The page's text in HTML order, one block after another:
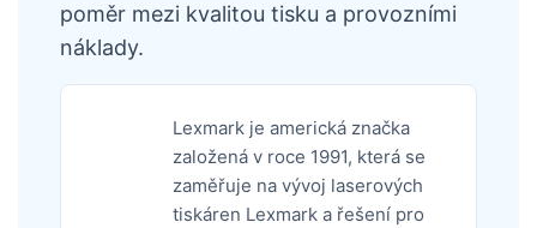
poměr mezi kvalitou tisku a provozními
náklady.
Lexmark je americká značka
založená v roce 1991, která se
zaměřuje na vývoj laserových
tiskáren Lexmark a řešení pro